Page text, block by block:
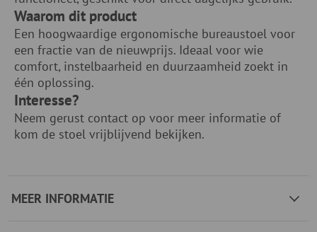
Waarom dit product
Een hoogwaardige ergonomische bureaustoel voor
een fractie van de nieuwprijs. Ideaal voor wie
comfort, instelbaarheid en duurzaamheid zoekt in
één oplossing.
Interesse?
Neem gerust contact op voor meer informatie of
kom de stoel vrijblijvend bekijken.
MEER INFORMATIE